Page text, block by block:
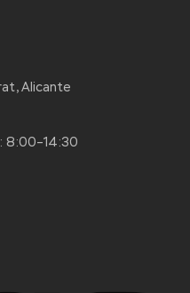
Alicante
8:00–14:30